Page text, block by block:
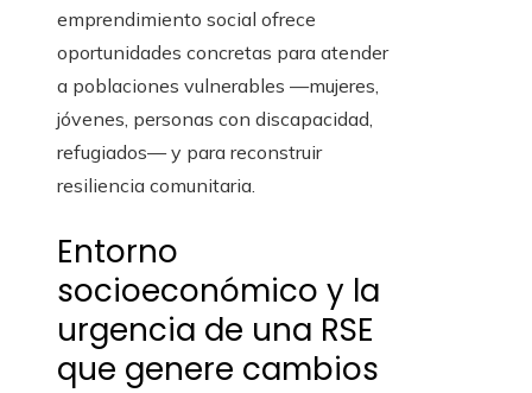
emprendimiento social ofrece
oportunidades concretas para atender
a poblaciones vulnerables —mujeres,
jóvenes, personas con discapacidad,
refugiados— y para reconstruir
resiliencia comunitaria.
Entorno
socioeconómico y la
urgencia de una RSE
que genere cambios